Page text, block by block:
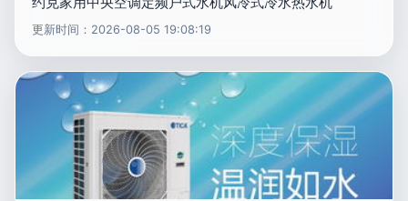
更新时间：2026-08-05 19:08:19